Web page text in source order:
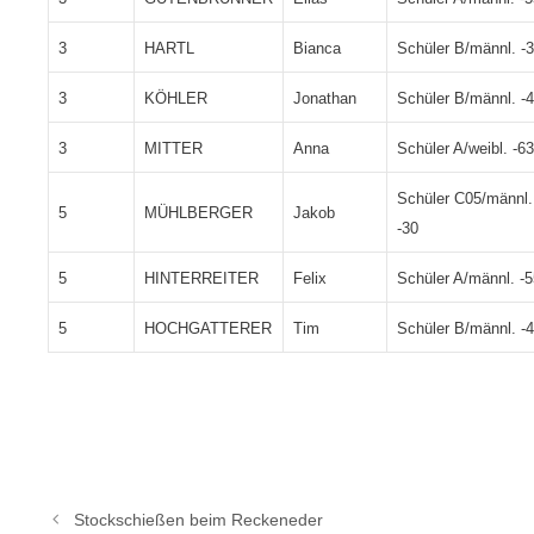
3 HARTL Bianca Schüler B/männl. -
3 KÖHLER Jonathan Schüler B/männl. -
3 MITTER Anna Schüler A/weibl. -63
5 MÜHLBERGER Jakob
Schüler C05/männl.
-30
5 HINTERREITER Felix Schüler A/männl. -
5 HOCHGATTERER Tim Schüler B/männl. -
Stockschießen beim Reckeneder